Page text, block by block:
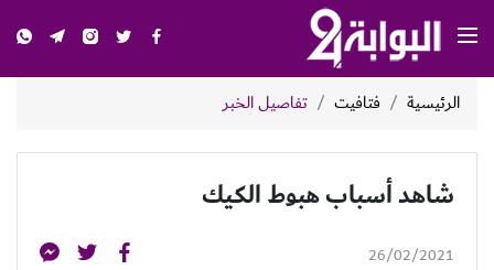
الرئيسية فتافيت تفاصيل الخبر
شاهد أسباب هبوط الكيك
26/02/2021